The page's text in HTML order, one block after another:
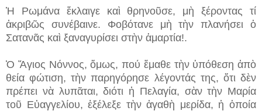
Ἡ Ρωμάνα ἔκλαιγε καὶ θρηνοῦσε, μὴ ξέροντας τί
ἀκριβῶς συνέβαινε. Φοβότανε μὴ τὴν πλανήσει ὁ
Σατανᾶς καὶ ξαναγυρίσει στὴν ἁμαρτία!.
Ὁ Ἅγιος Νόννος, ὅμως, πού ἔμαθε τὴν ὑπόθεση ἀπὸ
θεία φώτιση, τὴν παρηγόρησε λέγοντάς της, ὅτι δὲν
πρέπει νὰ λυπᾶται, διότι ἡ Πελαγία, σὰν τὴν Μαρία
τοῦ Εὐαγγελίου, ἐξέλεξε τὴν ἀγαθὴ μερίδα, ἡ ὁποία